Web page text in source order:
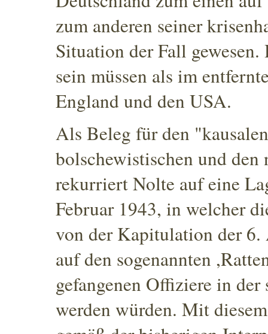
zum anderen seiner
Situation der Fall gewesen.
sein müssen als im
England und den USA.
Als Beleg für den
bolschewistischen und
rekurriert Nolte auf eine
Februar 1943, in welcher
von der Kapitulation der
auf den sogenannten
gefangenen Offiziere in
werden würden. Mit